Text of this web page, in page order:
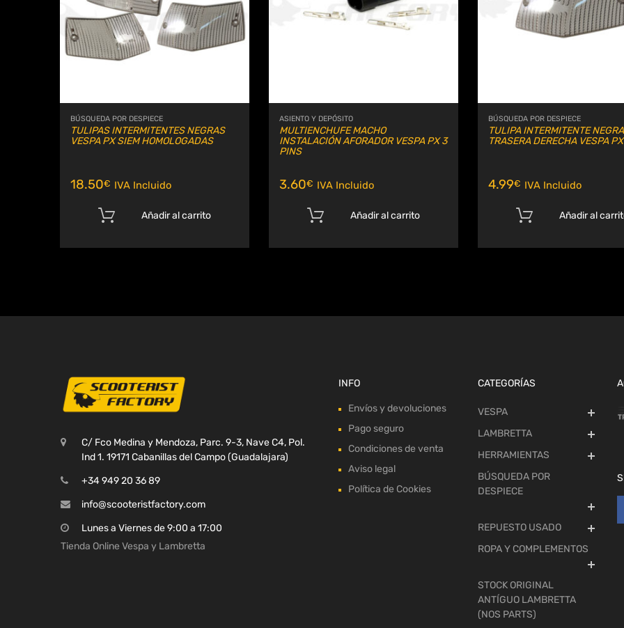
BÚSQUEDA POR DESPIECE
TULIPAS INTERMITENTES NEGRAS
VESPA PX SIEM HOMOLOGADAS
18.50€ IVA Incluido
Añadir al carrito
ASIENTO Y DEPÓSITO
MULTIENCHUFE MACHO
INSTALACIÓN AFORADOR VESPA PX 3
PINS
3.60€ IVA Incluido
Añadir al carrito
BÚSQUEDA POR DESPIECE
TULIPA INTERMITENTE NEGRA
TRASERA DERECHA VESPA
4.99€ IVA Incluido
Añadir al
C/ Fco Medina y Mendoza, Parc. 9-3, Nave C4, Pol.
Ind 1. 19171 Cabanillas del Campo (Guadalajara)
+34 949 20 36 89
info@scooteristfactory.com
Lunes a Viernes de 9:00 a 17:00
Tienda Online Vespa y Lambretta
INFO
Envíos y devoluciones
Pago seguro
Condiciones de venta
Aviso legal
Política de Cookies
CATEGORÍAS
VESPA
LAMBRETTA
HERRAMIENTAS
BÚSQUEDA POR
DESPIECE
REPUESTO USADO
ROPA Y COMPLEMENTOS
STOCK ORIGINAL
ANTÍGUO LAMBRETTA
(NOS PARTS)